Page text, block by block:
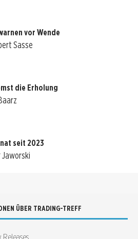
vor Wende
Sasse
die Erholung
seit 2023
Jaworski
ÜBER TRADING-TREFF